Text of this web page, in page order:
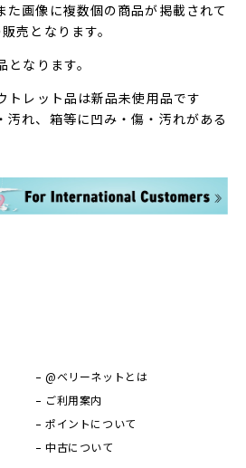
た画像に複数個の商品が掲載されて
売となります。
なります。
レット品は新品未使用品です
汚れ、箱等に凹み・傷・汚れがある
@ベリーネットとは
ご利用案内
ポイントについて
中古について